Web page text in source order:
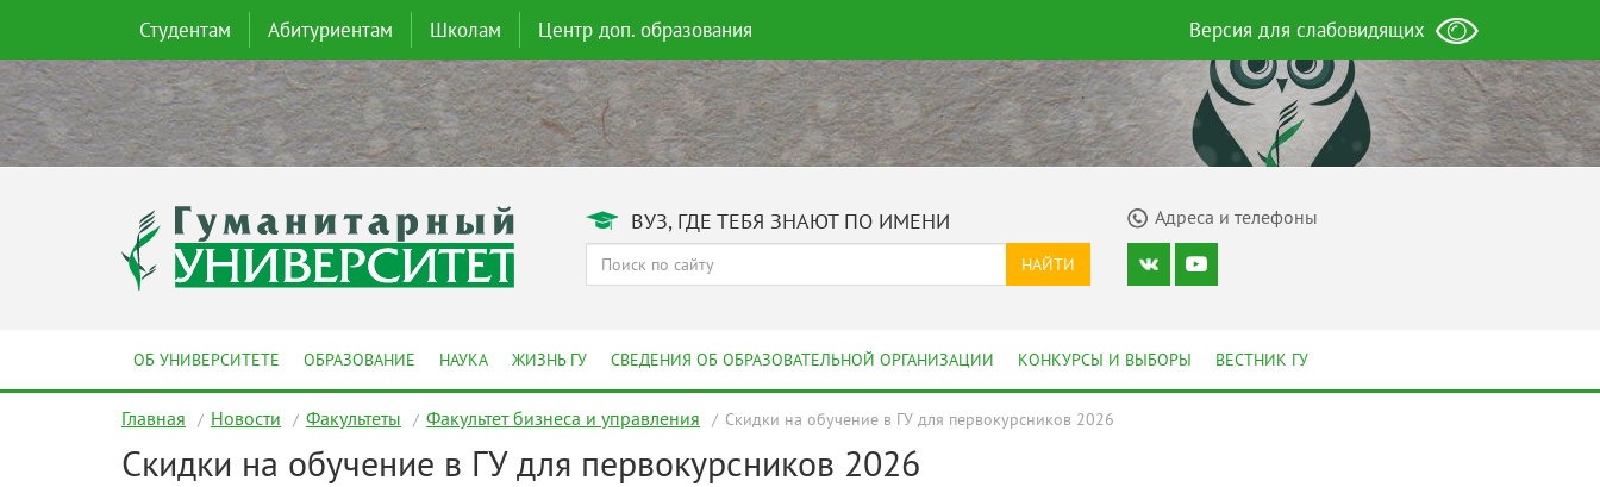
Студентам Абитуриентам Школам Центр доп. образования Версия для слабовидящих
ВУЗ, ГДЕ ТЕБЯ ЗНАЮТ ПО ИМЕНИ Адреса и телефоны
НАЙТИ
ОБ УНИВЕРСИТЕТЕ ОБРАЗОВАНИЕ НАУКА ЖИЗНЬ ГУ СВЕДЕНИЯ ОБ ОБРАЗОВАТЕЛЬНОЙ ОРГАНИЗАЦИИ КОНКУРСЫ И ВЫБОРЫ ВЕСТНИК ГУ
Главная Новости Факультеты Факультет бизнеса и управления Скидки на обучение в ГУ для первокурсников 2026
Скидки на обучение в ГУ для первокурсников 2026